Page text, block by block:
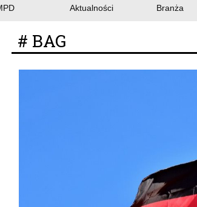
Aktualności Branża
# BAG